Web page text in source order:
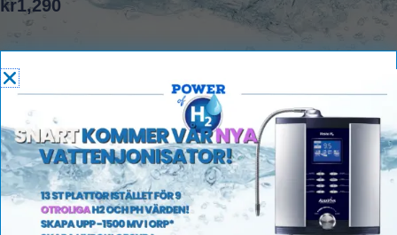
kr1,290
Lägg i varukorg